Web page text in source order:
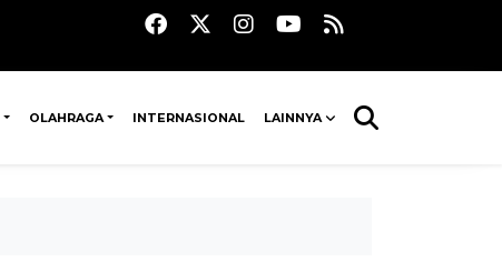
OLAHRAGA INTERNASIONAL LAINNYA